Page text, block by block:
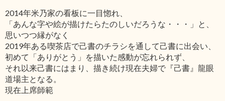
2014年米乃家の看板に一目惚れ、
「あんな字や絵が描けたらたのしいだろうな・・・」と、
思いつつ縁がなく
2019年ある喫茶店で己書のチラシを通して己書に出会い、
初めて「ありがとう」を描いた感動が忘れられず、
それ以来己書にはまり、描き続け現在夫婦で『己書』龍眼
道場主となる。
現在上席師範